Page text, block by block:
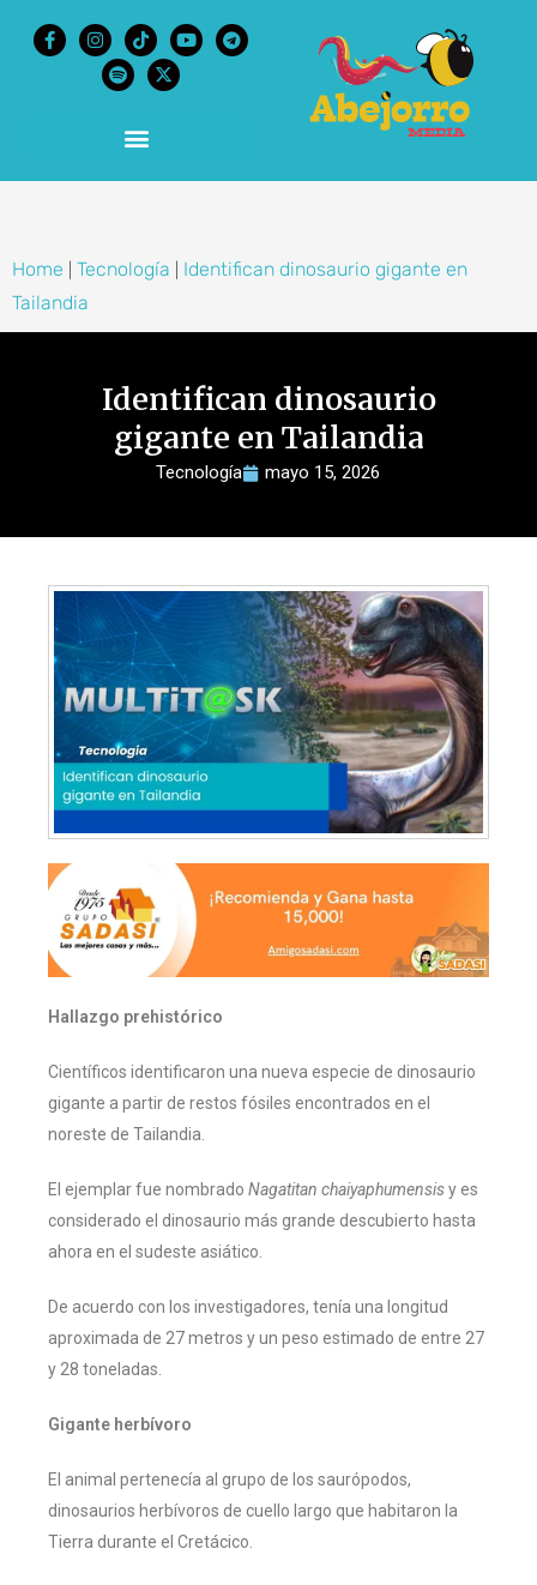
Home Tecnología
Identifican dinosaurio gigante en
Tailandia
Identifican dinosaurio
gigante en Tailandia
Tecnología mayo 15, 2026
Hallazgo prehistórico
Científicos identificaron una nueva especie de dinosaurio
gigante a partir de restos fósiles encontrados en el
noreste de Tailandia.
El ejemplar fue nombrado Nagatitan chaiyaphumensisy es
considerado el dinosaurio más grande descubierto hasta
ahora en el sudeste asiático.
De acuerdo con los investigadores, tenía una longitud
aproximada de 27 metros y un peso estimado de entre 27
y 28 toneladas.
Gigante herbívoro
El animal pertenecía al grupo de los saurópodos,
dinosaurios herbívoros de cuello largo que habitaron la
Tierra durante el Cretácico.